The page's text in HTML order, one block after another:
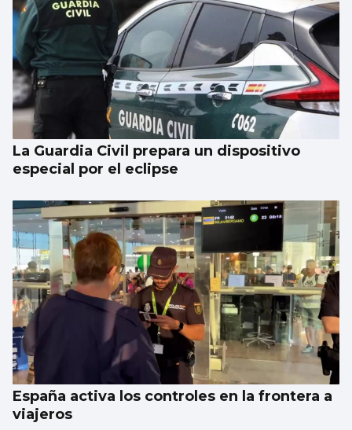
La Guardia Civil prepara un dispositivo
especial por el eclipse
España activa los controles en la frontera a
viajeros